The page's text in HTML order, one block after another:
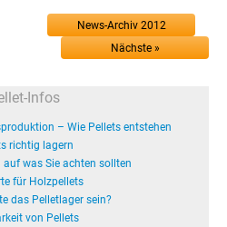
News-Archiv 2012
Nächste »
Infos
– Wie Pellets entstehen
richtig lagern
auf was Sie achten sollten
für Holzpellets
das Pelletlager sein?
von Pellets